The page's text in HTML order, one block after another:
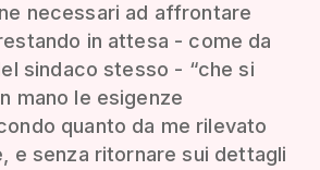
necessari ad affrontare
in attesa - come da
sindaco stesso - “che si
mano le esigenze
quanto da me rilevato
e senza ritornare sui dettagli